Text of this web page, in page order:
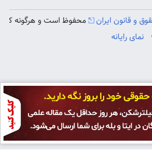
و قانون ایران
محفوظ است و هرگونه کپی
نمای رایانه